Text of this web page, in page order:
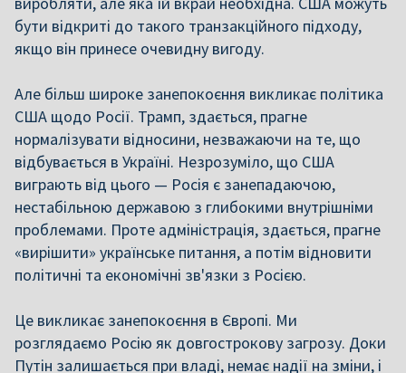
бути відкриті до такого транзакційного підходу,
якщо він принесе очевидну вигоду.
Але більш широке занепокоєння викликає політика
США щодо Росії. Трамп, здається, прагне
нормалізувати відносини, незважаючи на те, що
відбувається в Україні. Незрозуміло, що США
виграють від цього — Росія є занепадаючою,
нестабільною державою з глибокими внутрішніми
проблемами. Проте адміністрація, здається, прагне
«вирішити» українське питання, а потім відновити
політичні та економічні зв'язки з Росією.
Це викликає занепокоєння в Європі. Ми
розглядаємо Росію як довгострокову загрозу. Доки
Путін залишається при владі, немає надії на зміни, і